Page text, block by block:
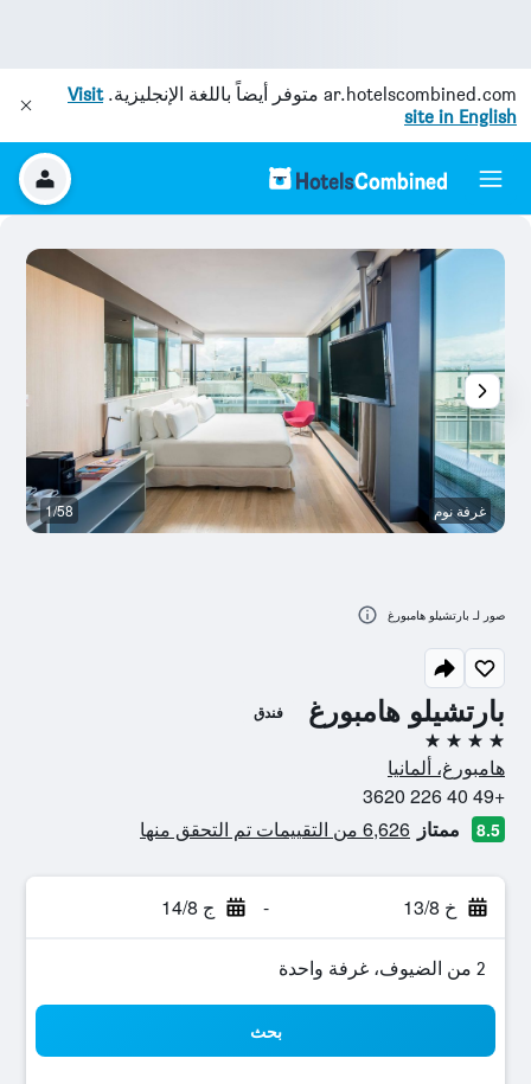
ar.hotelscombined.com متوفر أيضاً باللغة الإنجليزية.Visit
site in English
بارتشيلو هامبورغ فندق
4 نجوم
هامبورغ، ألمانيا
+49 40 226 3620
8.5 ممتاز 6,626 من التقييمات تم التحقق منها
خ 13/8 - ج 14/8
2 من الضيوف، غرفة واحدة
بحث
غرفة نوم 1/58
صور لـ بارتشيلو هامبورغ